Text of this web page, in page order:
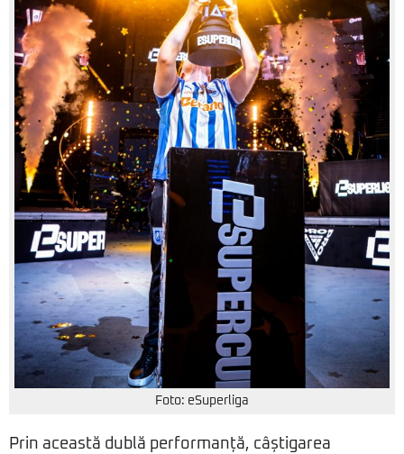
Foto: eSuperliga
Prin această dublă performanță, câștigarea